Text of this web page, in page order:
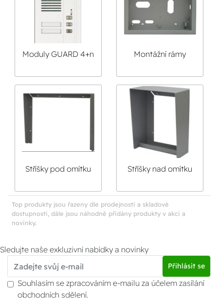
Moduly GUARD 4+n
Montážní rámy
Stříšky pod omítku
Stříšky nad omítku
Top produkty jsou řazeny dle prodejnosti a skladové
dostupnosti, dále jsou náhodně přidány produkty v akci a
novinky.
Sledujte naše exkluzivní nabídky a novinky
Přihlásit se
Souhlasím se zpracováním e-mailu za účelem zasílání
obchodních sdělení.